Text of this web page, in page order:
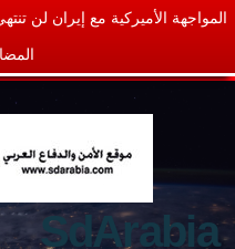
المواجهة الأميركية مع إيران لن
SdArabia